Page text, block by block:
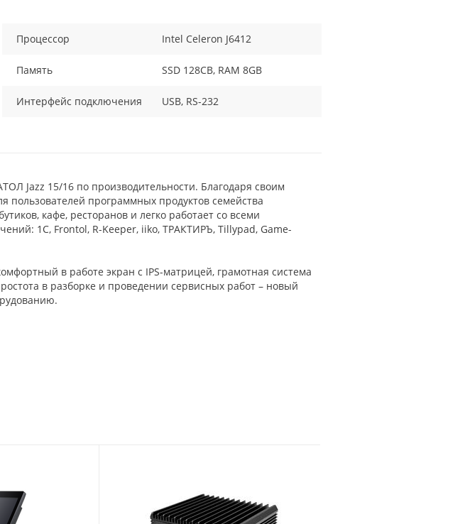
Процессор Intel Celeron J6412
Память SSD 128CB, RAM 8GB
Интерфейс подключения USB, RS-232
Jazz 15/16 по производительности. Благодаря своим
пользователей программных продуктов семейства
кафе, ресторанов и легко работает со всеми
1C, Frontol, R-Keeper, iiko, ТРАКТИРЪ, Tillypad, Game-
в работе экран с IPS-матрицей, грамотная система
в разборке и проведении сервисных работ – новый